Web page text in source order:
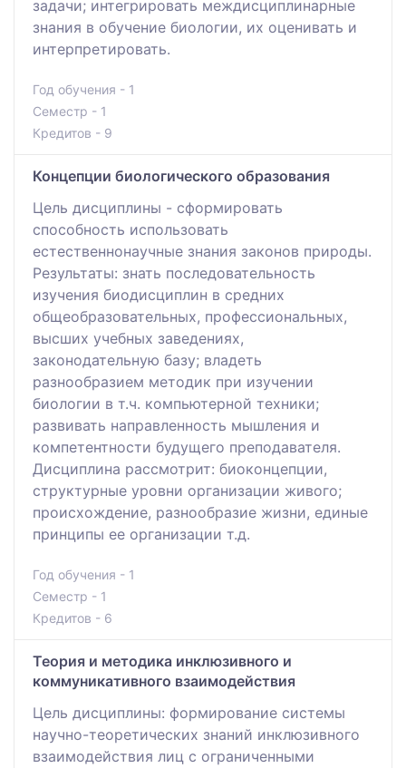
задачи; интегрировать междисциплинарные
знания в обучение биологии, их оценивать и
интерпретировать.
Год обучения - 1
Семестр - 1
Кредитов - 9
Концепции биологического образования
Цель дисциплины - cформировать
способность использовать
естественнонаучные знания законов природы.
Результаты: знать последовательность
изучения биодисциплин в средних
общеобразовательных, профессиональных,
высших учебных заведениях,
законодательную базу; владеть
разнообразием методик при изучении
биологии в т.ч. компьютерной техники;
развивать направленность мышления и
компетентности будущего преподавателя.
Дисциплина рассмотрит: биоконцепции,
структурные уровни организации живого;
происхождение, разнообразие жизни, единые
принципы ее организации т.д.
Год обучения - 1
Семестр - 1
Кредитов - 6
Теория и методика инклюзивного и
коммуникативного взаимодействия
Цель дисциплины: формирование системы
научно-теоретических знаний инклюзивного
взаимодействия лиц с ограниченными